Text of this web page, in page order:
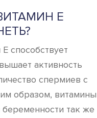
Е
способствует
активность
спермиев с
образом, витамины
так же